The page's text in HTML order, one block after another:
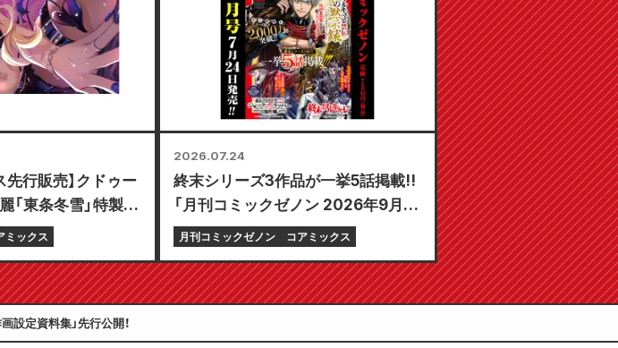
先行販売】クドゥー
「東条冬雪」特製プ
定セットの予約受
予定！
ミックス
2026.07.24
終末シリーズ3作品が一挙5話掲載!!
「月刊コミックゼノン 2026年9月
号」7月24日発売!!
月刊コミックゼノン コアミックス
設定資料集」先行公開！